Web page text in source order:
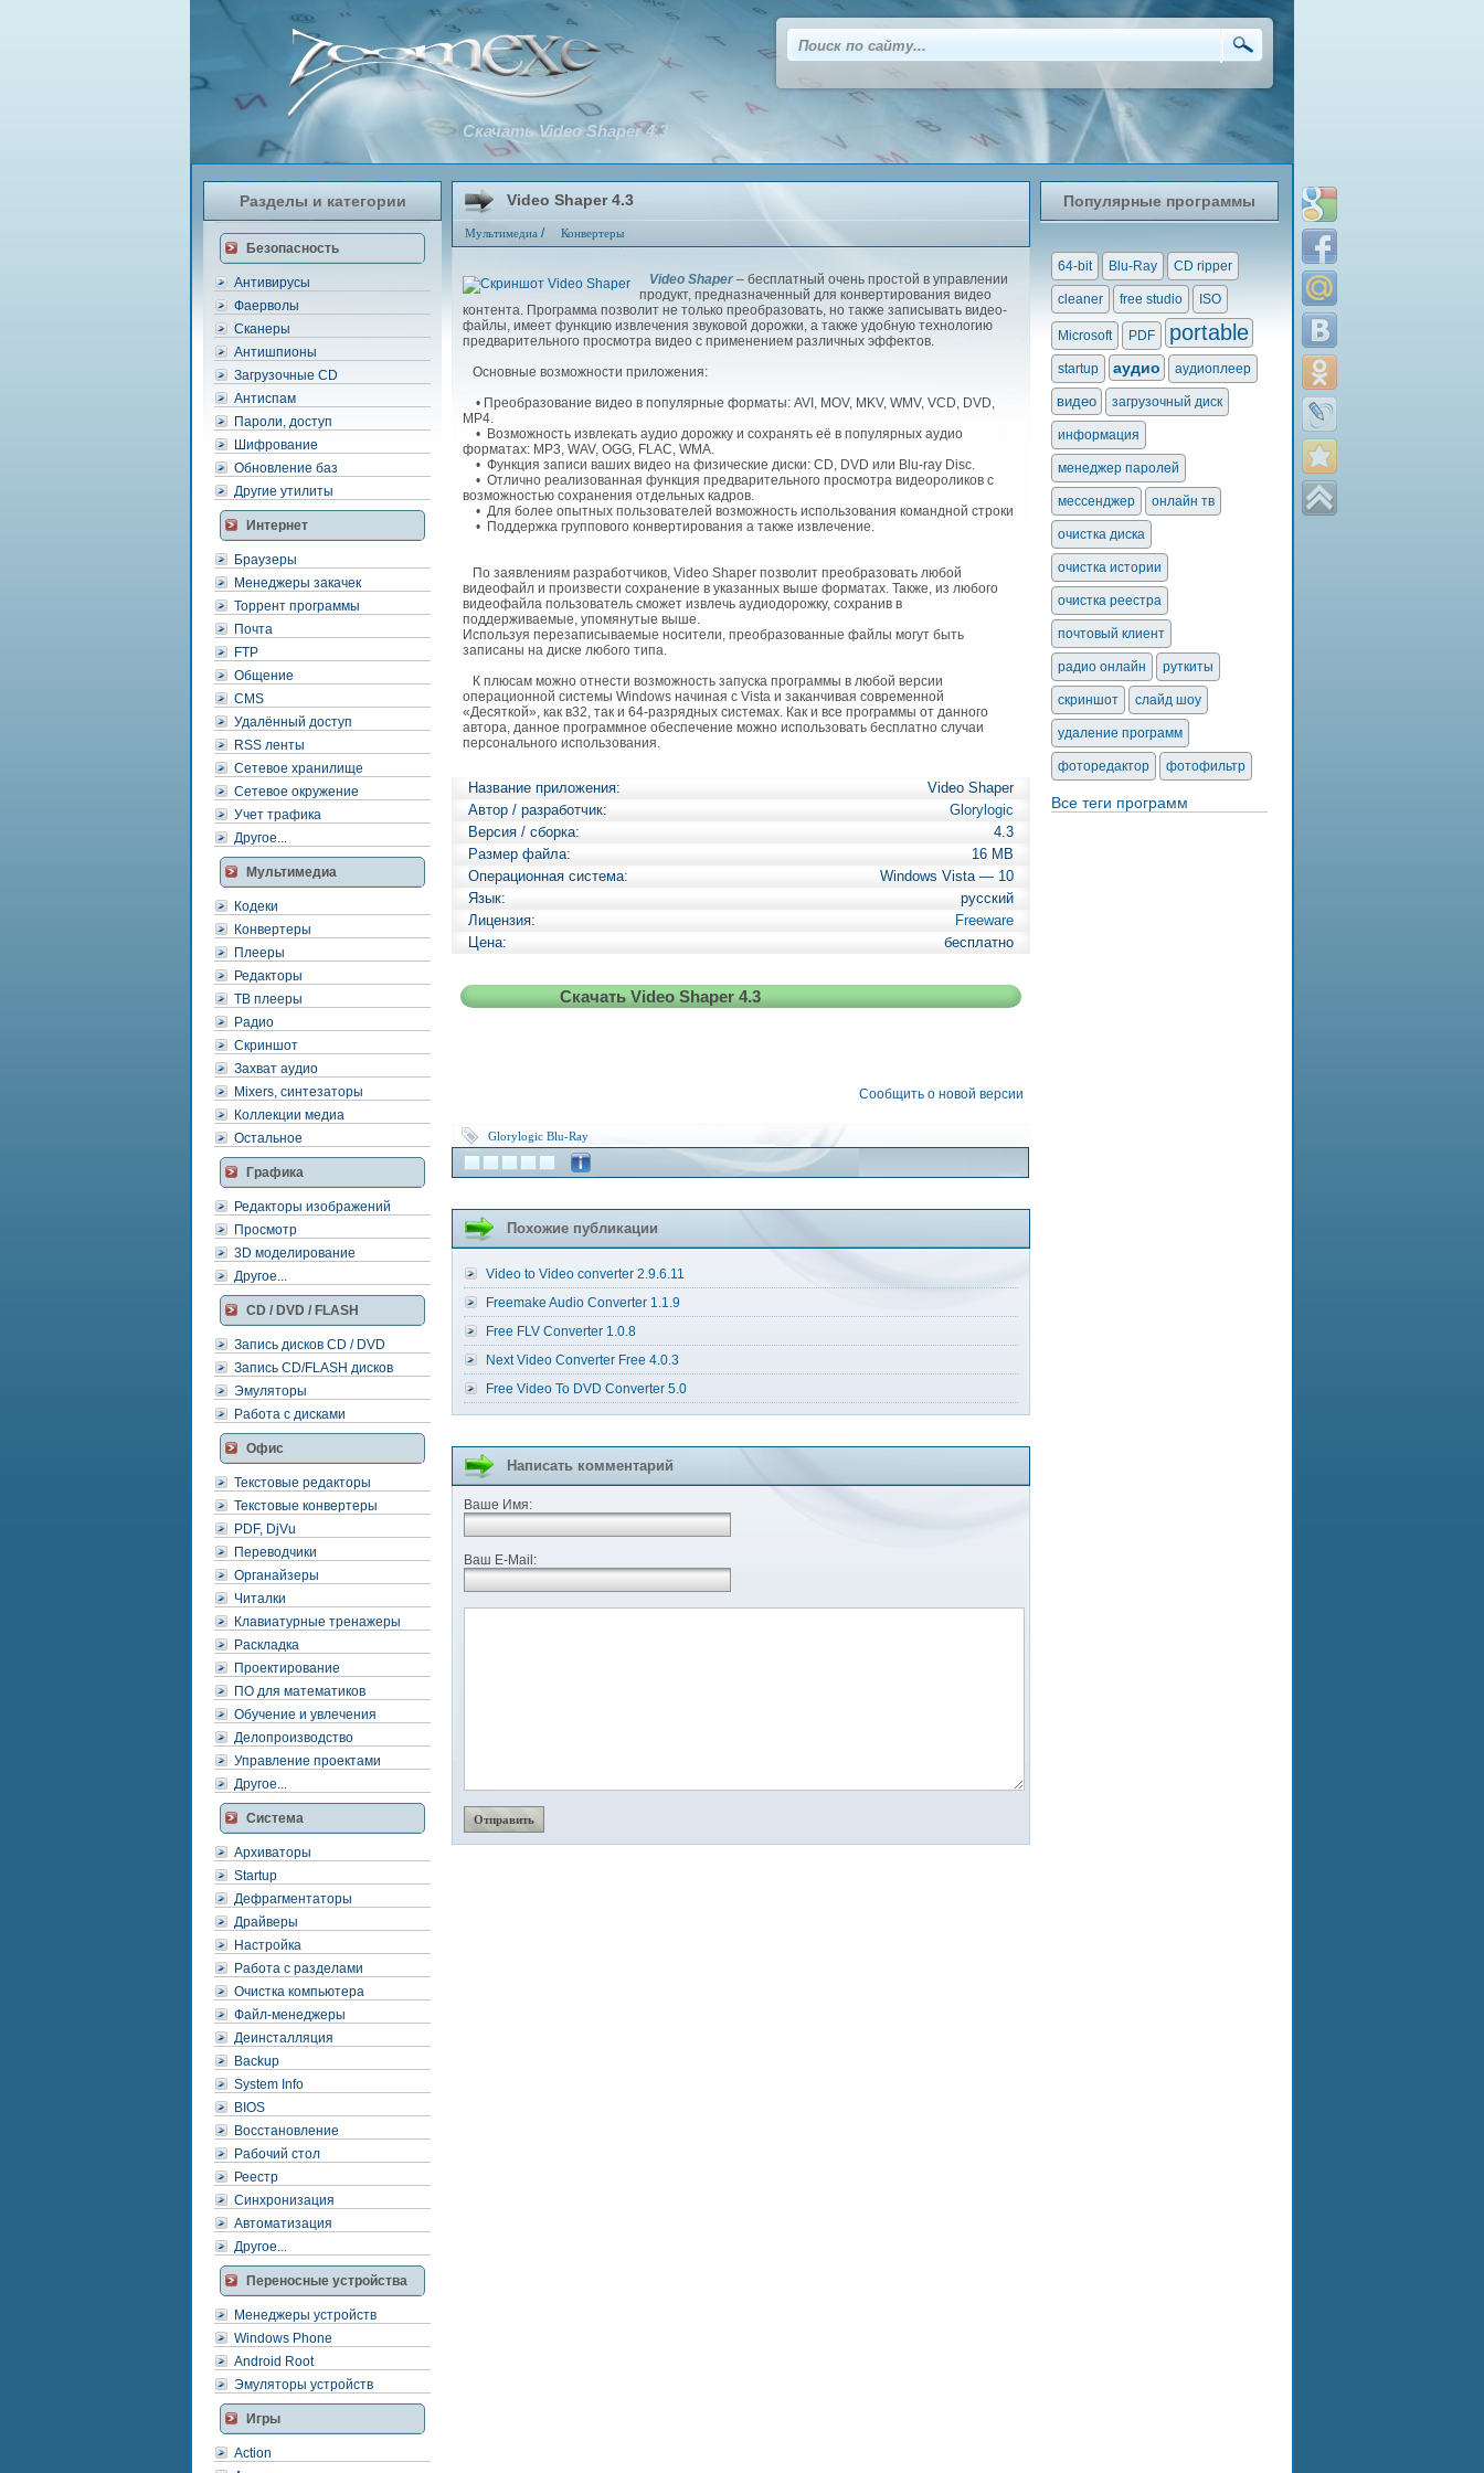
Разделы и категории
Безопасность
Антивирусы
Фаерволы
Сканеры
Антишпионы
Загрузочные CD
Антиспам
Пароли, доступ
Шифрование
Обновление баз
Другие утилиты
Интернет
Браузеры
Менеджеры закачек
Торрент программы
Почта
FTP
Общение
CMS
Удалённый доступ
RSS ленты
Сетевое хранилище
Сетевое окружение
Учет трафика
Другое...
Мультимедиа
Кодеки
Конвертеры
Плееры
Редакторы
ТВ плееры
Радио
Скриншот
Захват аудио
Mixers, синтезаторы
Коллекции медиа
Остальное
Графика
Редакторы изображений
Просмотр
3D моделирование
Другое...
CD / DVD / FLASH
Запись дисков CD / DVD
Запись CD/FLASH дисков
Эмуляторы
Работа с дисками
Офис
Текстовые редакторы
Текстовые конвертеры
PDF, DjVu
Переводчики
Органайзеры
Читалки
Клавиатурные тренажеры
Раскладка
Проектирование
ПО для математиков
Обучение и увлечения
Делопроизводство
Управление проектами
Другое...
Система
Архиваторы
Startup
Дефрагментаторы
Драйверы
Настройка
Работа с разделами
Очистка компьютера
Файл-менеджеры
Деинсталляция
Backup
System Info
BIOS
Восстановление
Рабочий стол
Реестр
Синхронизация
Автоматизация
Другое...
Переносные устройства
Менеджеры устройств
Windows Phone
Android Root
Эмуляторы устройств
Игры
Action
Video Shaper 4.3
Мультимедиа / Конвертеры
Скачать Video Shaper 4.3
Video Shaper – бесплатный очень простой в управлении
продукт, предназначенный для конвертирования видео
контента. Программа позволит не только преобразовать, но также записывать видео-
файлы, имеет функцию извлечения звуковой дорожки, а также удобную технологию
предварительного просмотра видео с применением различных эффектов.
Основные возможности приложения:
• Преобразование видео в популярные форматы: AVI, MOV, MKV, WMV, VCD, DVD,
MP4.
• Возможность извлекать аудио дорожку и сохранять её в популярных аудио
форматах: MP3, WAV, OGG, FLAC, WMA.
• Функция записи ваших видео на физические диски: CD, DVD или Blu-ray Disc.
• Отлично реализованная функция предварительного просмотра видеороликов с
возможностью сохранения отдельных кадров.
• Для более опытных пользователей возможность использования командной строки
• Поддержка группового конвертирования а также извлечение.
По заявлениям разработчиков, Video Shaper позволит преобразовать любой
видеофайл и произвести сохранение в указанных выше форматах. Также, из любого
видеофайла пользователь сможет извлечь аудиодорожку, сохранив в
поддерживаемые, упомянутые выше.
Используя перезаписываемые носители, преобразованные файлы могут быть
записаны на диске любого типа.
К плюсам можно отнести возможность запуска программы в любой версии
операционной системы Windows начиная с Vista и заканчивая современной
«Десяткой», как в32, так и 64-разрядных системах. Как и все программы от данного
автора, данное программное обеспечение можно использовать бесплатно случаи
персонального использования.
Название приложения:
Video Shaper
Автор / разработчик:
Glorylogic
Версия / сборка:
4.3
Размер файла:
16 MB
Операционная система:
Windows Vista — 10
Язык:
русский
Лицензия:
Freeware
Цена:
бесплатно
Скачать Video Shaper 4.3
Сообщить о новой версии
Glorylogic Blu-Ray
Похожие публикации
Video to Video converter 2.9.6.11
Freemake Audio Converter 1.1.9
Free FLV Converter 1.0.8
Next Video Converter Free 4.0.3
Free Video To DVD Converter 5.0
Написать комментарий
Ваше Имя:
Ваш E-Mail:
Популярные программы
64-bit Blu-Ray CD ripper
cleaner free studio ISO
Microsoft PDF portable
startup аудио аудиоплеер
видео загрузочный диск
информация
менеджер паролей
мессенджер онлайн тв
очистка диска
очистка истории
очистка реестра
почтовый клиент
радио онлайн руткиты
скриншот слайд шоу
удаление программ
фоторедактор фотофильтр
Все теги программ